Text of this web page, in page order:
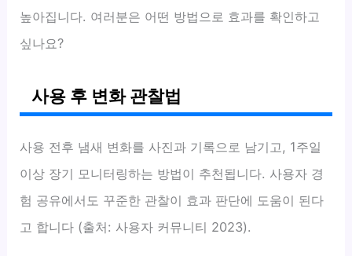
높아집니다. 여러분은 어떤 방법으로 효과를 확인하고
싶나요?
사용 후 변화 관찰법
사용 전후 냄새 변화를 사진과 기록으로 남기고, 1주일
이상 장기 모니터링하는 방법이 추천됩니다. 사용자 경
험 공유에서도 꾸준한 관찰이 효과 판단에 도움이 된다
고 합니다 (출처: 사용자 커뮤니티 2023).